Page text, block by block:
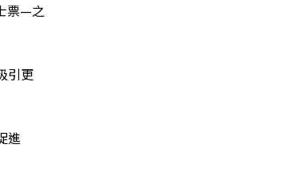
票—之
引更
進